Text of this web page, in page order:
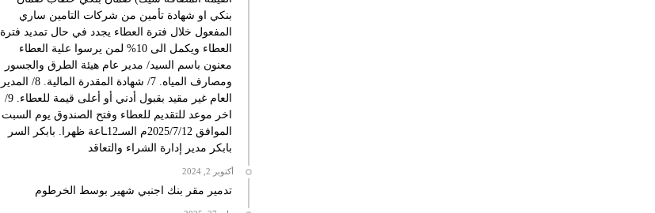
بنكي او شهادة تأمين من شركات التامين ساري
المفعول خلال فترة العطاء يجدد في حال تمديد فترة
العطاء ويكمل الى 10% لمن يرسوا علية العطاء
معنون باسم السيد/ مدير عام هيئة الطرق والجسور
ومصارف المياه. 7/ شهادة المقدرة المالية. 8/ المدير
العام غير مقيد بقبول أدني أو أعلى قيمة للعطاء. 9/
اخر موعد للتقديم للعطاء وفتح الصندوق يوم السبت
الموافق 2025/7/12م السـ12ـاعة ظهرا. بابكر السر
بابكر مدير إدارة الشراء والتعاقد
أكتوبر 2, 2024
تدمير مقر بنك اجنبي شهير بوسط الخرطوم